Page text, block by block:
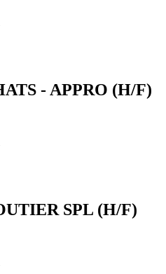
- APPRO (H/F)
SPL (H/F)